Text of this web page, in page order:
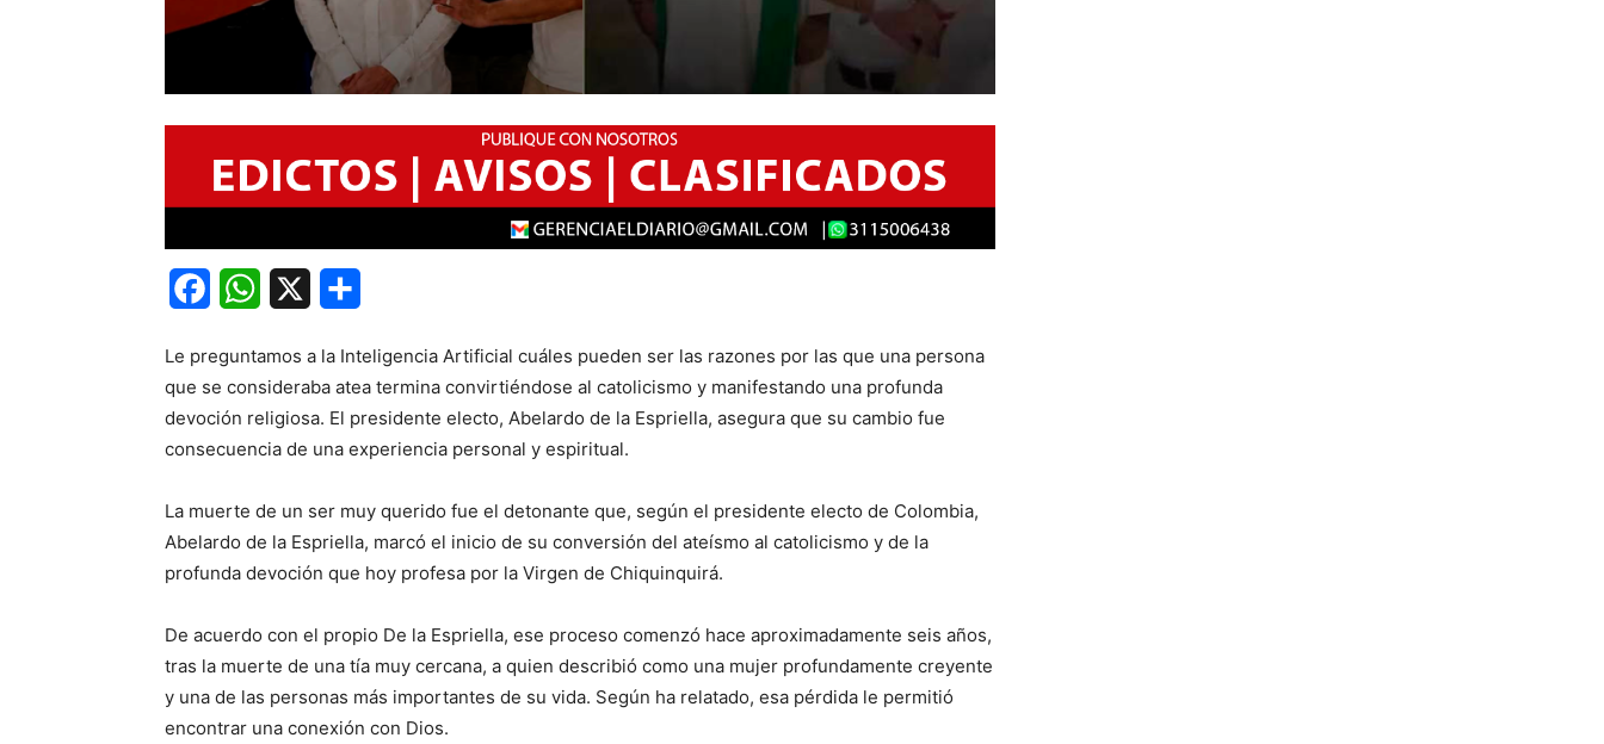
FacebookWhatsApp
Le preguntamos a la Inteligencia Artificial cuáles pueden ser las razones por las que una persona
que se consideraba atea termina convirtiéndose al catolicismo y manifestando una profunda
devoción religiosa. El presidente electo, Abelardo de la Espriella, asegura que su cambio fue
consecuencia de una experiencia personal y espiritual.
La muerte de un ser muy querido fue el detonante que, según el presidente electo de Colombia,
Abelardo de la Espriella, marcó el inicio de su conversión del ateísmo al catolicismo y de la
profunda devoción que hoy profesa por la Virgen de Chiquinquirá.
De acuerdo con el propio De la Espriella, ese proceso comenzó hace aproximadamente seis años,
tras la muerte de una tía muy cercana, a quien describió como una mujer profundamente creyente
y una de las personas más importantes de su vida. Según ha relatado, esa pérdida le permitió
encontrar una conexión con Dios.